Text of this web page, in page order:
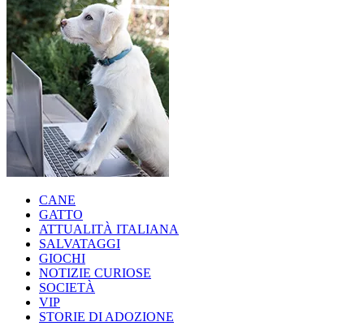
CANE
GATTO
ATTUALITÀ ITALIANA
SALVATAGGI
GIOCHI
NOTIZIE CURIOSE
SOCIETÀ
VIP
STORIE DI ADOZIONE